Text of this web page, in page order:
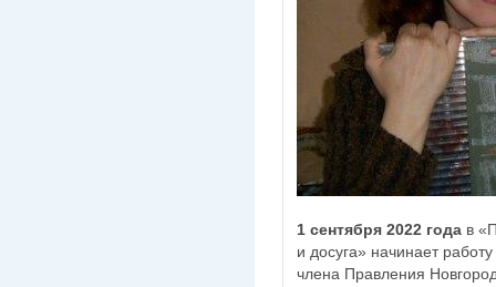
1 сентября 2022 года в
и досуга» начинает
члена Правления